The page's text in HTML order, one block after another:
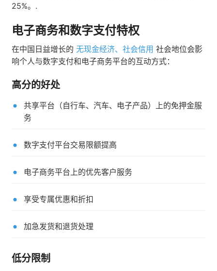
25%。.
电子商务和数字支付特权
在中国日益增长的 无现金经济、社会信用 社会地位会影
响个人与数字支付和电子商务平台的互动方式：
高分的好处
共享平台（自行车、汽车、电子产品）上的免押金服
务
数字支付平台交易限额提高
电子商务平台上的优先客户服务
享受专属优惠和折扣
加急发货和退货处理
低分限制